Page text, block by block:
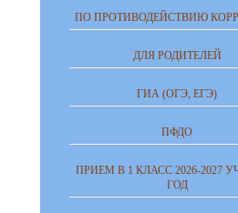
ПО ПРОТИВОДЕЙСТВИЮ
ДЛЯ РОДИТЕЛЕЙ
ГИА (ОГЭ, ЕГЭ)
ПФДО
ПРИЕМ В 1 КЛАСС 2026-2027
ГОД